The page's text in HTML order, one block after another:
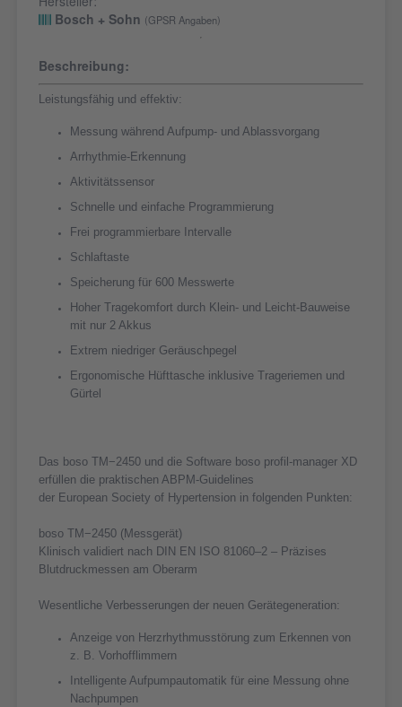
Hersteller:
Bosch + Sohn
(GPSR Angaben)
Beschreibung:
Leistungsfähig und effektiv:
Messung während Aufpump- und Ablassvorgang
Arrhythmie-Erkennung
Aktivitätssensor
Schnelle und einfache Programmierung
Frei programmierbare Intervalle
Schlaftaste
Speicherung für 600 Messwerte
Hoher Tragekomfort durch Klein- und Leicht-Bauweise
mit nur 2 Akkus
Extrem niedriger Geräuschpegel
Ergonomische Hüfttasche inklusive Trageriemen und
Gürtel
Das boso TM−2450 und die Software boso profil-manager XD
erfüllen die praktischen ABPM-Guidelines
der European Society of Hypertension in folgenden Punkten:
boso TM−2450 (Messgerät)
Klinisch validiert nach DIN EN ISO 81060‒2 – Präzises
Blutdruckmessen am Oberarm
Wesentliche Verbesserungen der neuen Gerätegeneration:
Anzeige von Herzrhythmusstörung zum Erkennen von
z. B. Vorhofflimmern
Intelligente Aufpumpautomatik für eine Messung ohne
Nachpumpen